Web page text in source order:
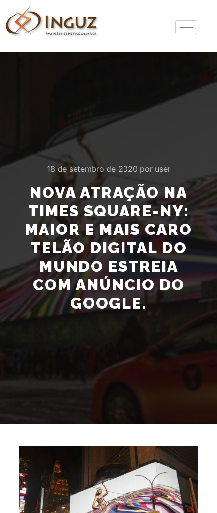
18 de setembro de 2020 por user
NOVA ATRAÇÃO NA
TIMES SQUARE-NY:
MAIOR E MAIS CARO
TELÃO DIGITAL DO
MUNDO ESTREIA
COM ANÚNCIO DO
GOOGLE.